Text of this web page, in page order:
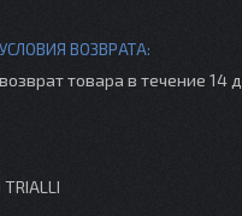
возврат товара в течение 14